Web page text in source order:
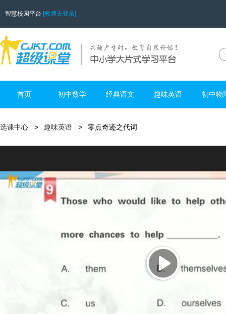
智慧校园平台 [教师去登录]
首页 初中数学 经典语文 趣味英语 初中物
选课中心 趣味英语 零点奇迹之代词